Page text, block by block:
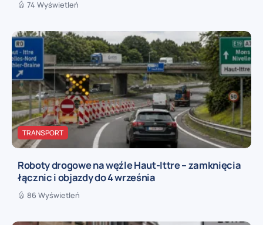
74 Wyświetleń
TRANSPORT
Roboty drogowe na węźle Haut-Ittre – zamknięcia
łącznic i objazdy do 4 września
86 Wyświetleń